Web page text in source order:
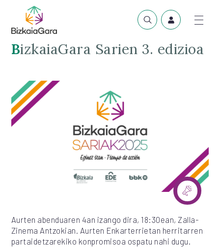
BizkaiaGara Sarien 3. edizioa
Aurten abenduaren 4an izango dira, 18:30ean, Zalla-
Zinema Antzokian. Aurten Enkarterrietan herritarren
partaidetzarekiko konpromisoa ospatu nahi dugu.